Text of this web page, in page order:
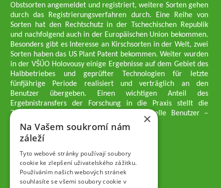
Obstsorten angemeldet und registriert, weitere Sorten gehen
durch das Registrierungsverfahren durch. Eine Reihe von
Sorten hat den Rechtschutz in der Tschechischen Republik
und nachfolgend auch in der Europäischen Union bekommen.
Besonders gibt es Interesse an Kirschsorten in der Welt, zwei
Sorten haben das US Plant Patent bekommen. Weiter wurden
in der VŠÚO Holovousy einige Ergebnisse auf dem Gebiet des
Halbbetriebes und geprüfter Technologien für letzte
fünfjährige Periode realisiert und verträglich an den
Benutzer übergeben. Einen wichtigen Anteil des
Ergebnistransfers der Forschung in die Praxis stellt die
Züchtungsmethodik dar, die an professionelle Benutzer –
professionelle Obstzüchter übergeben wird.
Geschäftsführer der Gesellschaft
Dipl.-Ing. Tomáš Zmeškal
Dipl.-Ing. Jaroslav Vácha
Gesellschafter
Dipl.-Ing. Jan Blažek, CS c.
×
Na Vašem soukromí nám
záleží
Tyto webové stránky používají soubory
cookie ke zlepšení uživatelského zážitku.
Používáním našich webových stránek
souhlasíte se všemi soubory cookie v